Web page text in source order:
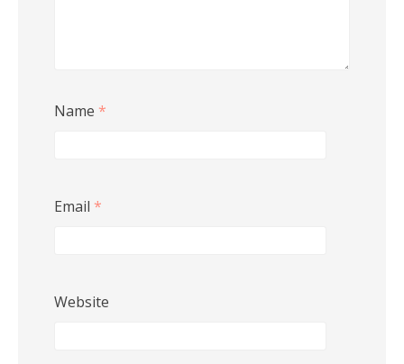
Name *
Email *
Website